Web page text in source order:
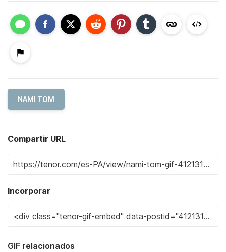
NAMI TOM
Compartir URL
Incorporar
GIF relacionados